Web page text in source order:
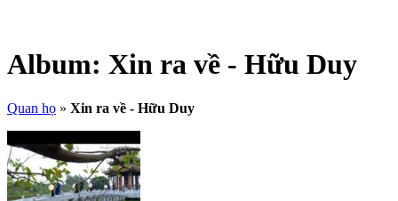
Album: Xin ra về - Hữu Duy
Quan họ » Xin ra về - Hữu Duy